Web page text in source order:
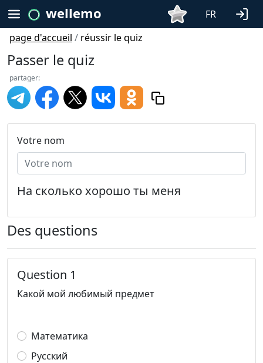
wellemo
FR
page d'accueil / réussir le quiz
Passer le quiz
partager:
Votre nom
На сколько хорошо ты меня
Des questions
Question 1
Какой мой любимый предмет
Математика
Русский